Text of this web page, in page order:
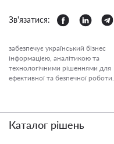
Зв'язатися:
забезпечує український бізнес
інформацією, аналітикою та
технологічними рішеннями для
ефективної та безпечної роботи.
Каталог рішень